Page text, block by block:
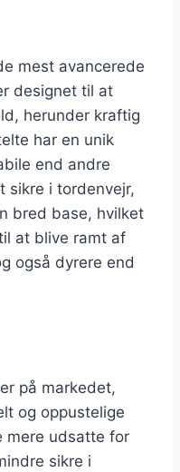
mest avancerede
designet til at
herunder kraftig
har en unik
end andre
sikre i tordenvejr,
bred base, hvilket
at blive ramt af
også dyrere end
på markedet,
og oppustelige
mere udsatte for
sikre i